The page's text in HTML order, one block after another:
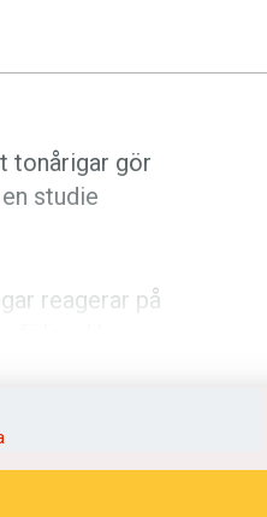
tonårigar gör
studie
reagerar på
tonlägen.